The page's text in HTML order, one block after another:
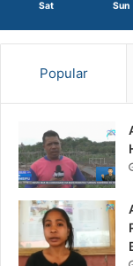
Sat Sun
Popular